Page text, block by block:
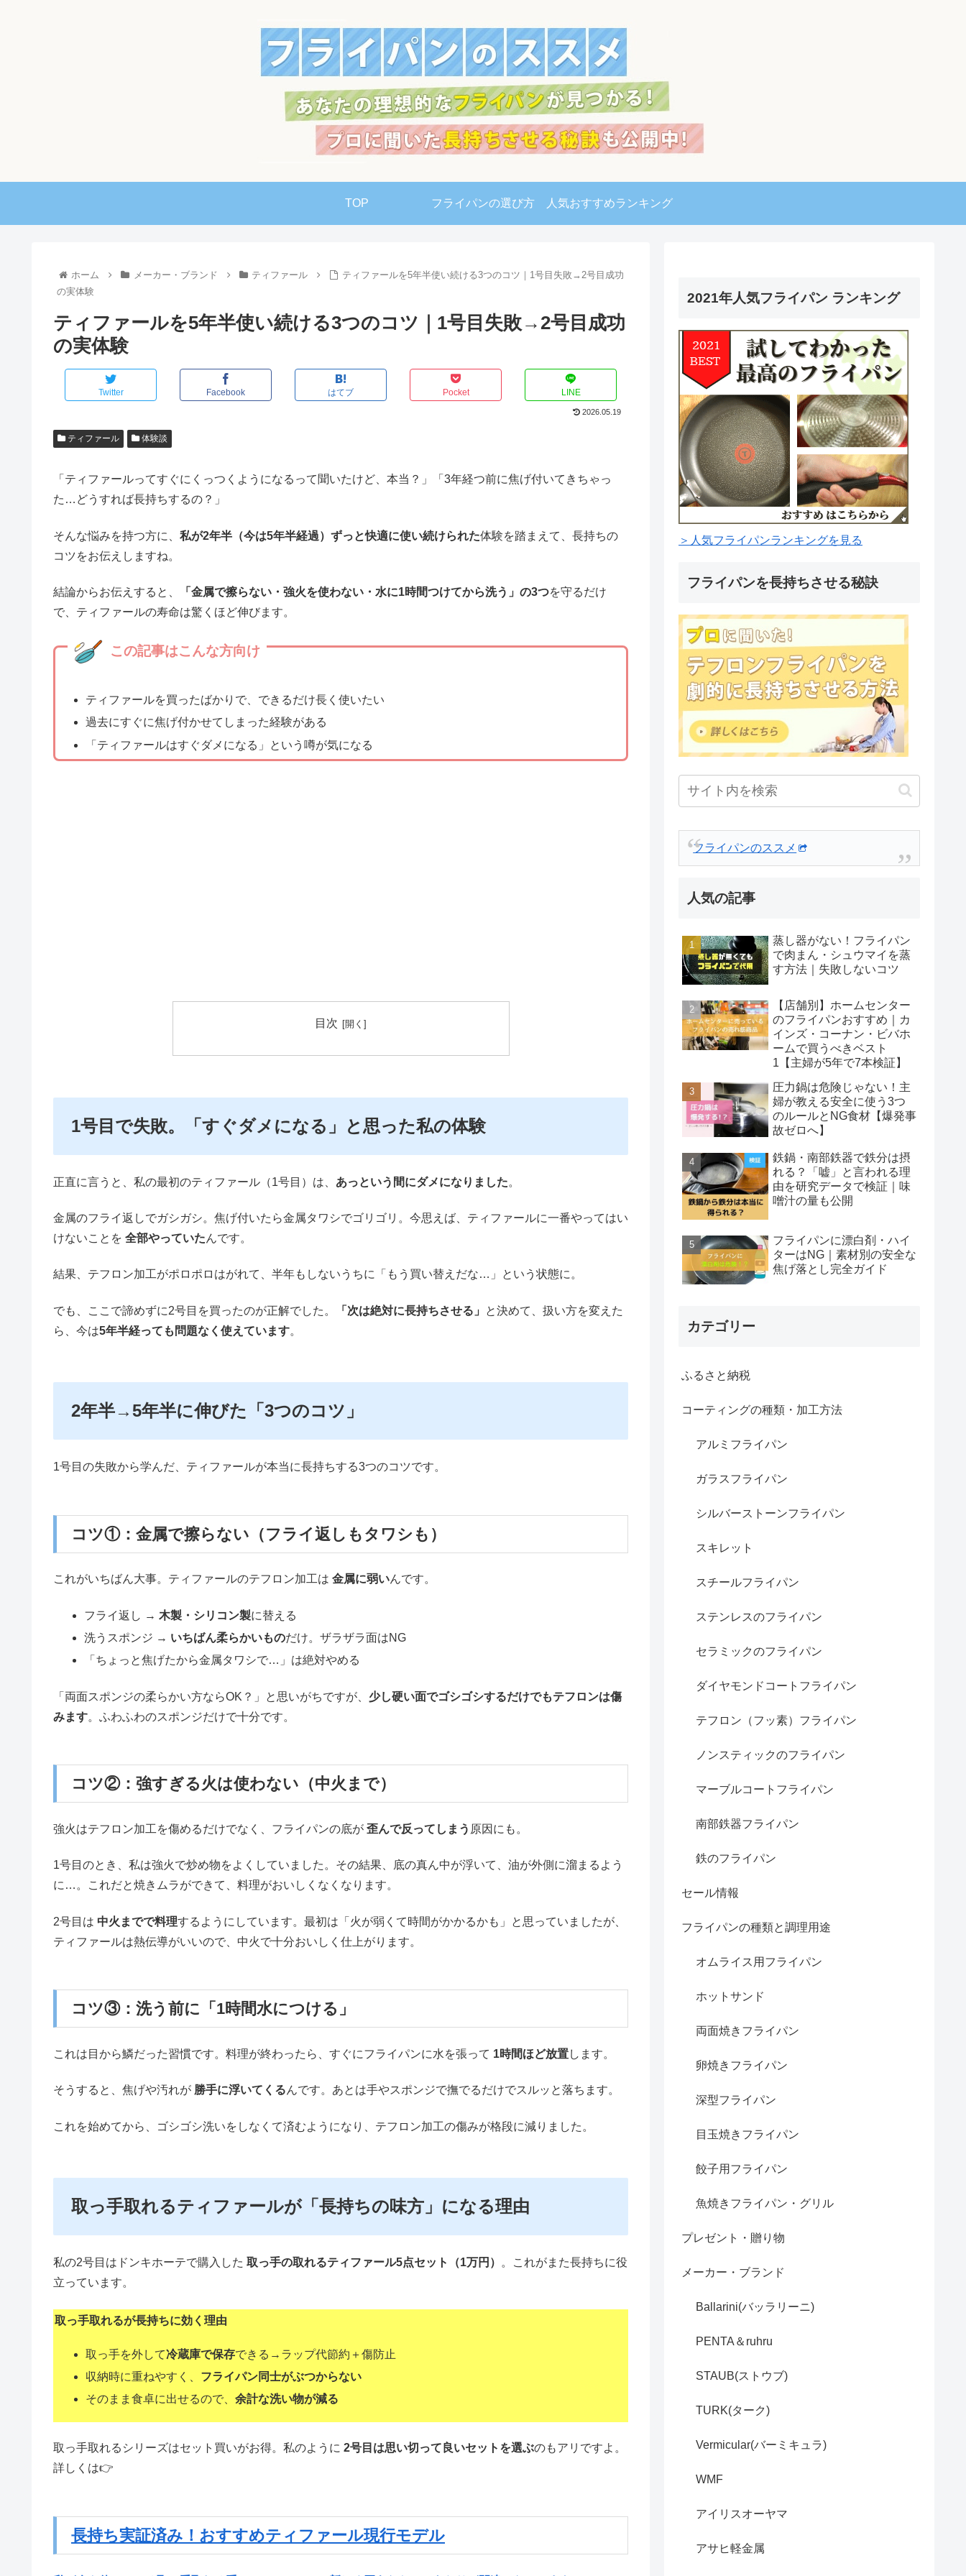
TOP フライパンの選び方 人気おすすめランキング
ホーム メーカー・ブランド ティファール
ティファールを5年半使い続ける3つのコツ｜1号目失敗→2号目成功
の実体験
ティファールを5年半使い続ける3つのコツ｜1号目失敗→2号目成功
の実体験
Twitter Facebook はてブ Pocket LINE
2026.05.19
ティファール 体験談
「ティファールってすぐにくっつくようになるって聞いたけど、本当？」「3年経つ前に焦げ付いてきちゃっ
た…どうすれば長持ちするの？」
そんな悩みを持つ方に、 私が2年半（今は5年半経過）ずっと快適に使い続けられた体験を踏まえて、長持ちの
コツをお伝えしますね。
結論からお伝えすると、 「金属で擦らない・強火を使わない・水に1時間つけてから洗う」の3つを守るだけ
で、ティファールの寿命は驚くほど伸びます。
この記事はこんな方向け
ティファールを買ったばかりで、できるだけ長く使いたい
過去にすぐに焦げ付かせてしまった経験がある
「ティファールはすぐダメになる」という噂が気になる
目次
1号目で失敗。「すぐダメになる」と思った私の体験
正直に言うと、私の最初のティファール（1号目）は、 あっという間にダメになりました。
金属のフライ返しでガシガシ。焦げ付いたら金属タワシでゴリゴリ。今思えば、ティファールに一番やってはい
けないことを 全部やっていたんです。
結果、テフロン加工がポロポロはがれて、半年もしないうちに「もう買い替えだな…」という状態に。
でも、ここで諦めずに2号目を買ったのが正解でした。 「次は絶対に長持ちさせる」
と決めて、扱い方を変えた
ら、今は5年半経っても問題なく使えています。
2年半→5年半に伸びた「3つのコツ」
1号目の失敗から学んだ、ティファールが本当に長持ちする3つのコツです。
コツ①：金属で擦らない（フライ返しもタワシも）
これがいちばん大事。ティファールのテフロン加工は 金属に弱いんです。
フライ返し →木製・シリコン製に替える
洗うスポンジ → いちばん柔らかいものだけ。ザラザラ面はNG
「ちょっと焦げたから金属タワシで…」は絶対やめる
「両面スポンジの柔らかい方ならOK？」と思いがちですが、 少し硬い面でゴシゴシするだけでもテフロンは傷
みます。ふわふわのスポンジだけで十分です。
コツ②：強すぎる火は使わない（中火まで）
強火はテフロン加工を傷めるだけでなく、フライパンの底が 歪んで反ってしまう 原因にも。
1号目のとき、私は強火で炒め物をよくしていました。その結果、底の真ん中が浮いて、油が外側に溜まるよう
に…。これだと焼きムラができて、料理がおいしくなくなります。
2号目は 中火までで料理するようにしています。最初は「火が弱くて時間がかかるかも」と思っていましたが、
ティファールは熱伝導がいいので、中火で十分おいしく仕上がります。
コツ③：洗う前に「1時間水につける」
これは目から鱗だった習慣です。料理が終わったら、すぐにフライパンに水を張って 1時間ほど放置します。
そうすると、焦げや汚れが 勝手に浮いてくるんです。あとは手やスポンジで撫でるだけでスルッと落ちます。
これを始めてから、ゴシゴシ洗いをしなくて済むようになり、テフロン加工の傷みが格段に減りました。
取っ手取れるティファールが「長持ちの味方」になる理由
私の2号目はドンキホーテで購入した 取っ手の取れるティファール5点セット（1万円）
。これがまた長持ちに役
立っています。
取っ手取れるが長持ちに効く理由
取っ手を外して冷蔵庫で保存できる→ラップ代節約＋傷防止
収納時に重ねやすく、 フライパン同士がぶつからない
そのまま食卓に出せるので、余計な洗い物が減る
取っ手取れるシリーズはセット買いがお得。私のように 2号目は思い切って良いセットを選ぶのもアリですよ。
詳しくは👉
長持ち実証済み！おすすめティファール現行モデル
2021年人気フライパン ランキング
＞人気フライパンランキングを見る
フライパンを長持ちさせる秘訣
フライパンのススメ
人気の記事
蒸し器がない！フライパン
で肉まん・シュウマイを蒸
す方法｜失敗しないコツ
【店舗別】ホームセンター
のフライパンおすすめ｜カ
インズ・コーナン・ビバホ
ームで買うべきベスト
1【主婦が5年で7本検証】
圧力鍋は危険じゃない！主
婦が教える安全に使う3つ
のルールとNG食材【爆発事
故ゼロへ】
鉄鍋・南部鉄器で鉄分は摂
れる？「嘘」と言われる理
由を研究データで検証｜味
噌汁の量も公開
フライパンに漂白剤・ハイ
ターはNG｜素材別の安全な
焦げ落とし完全ガイド
カテゴリー
ふるさと納税
コーティングの種類・加工方法
アルミフライパン
ガラスフライパン
シルバーストーンフライパン
スキレット
スチールフライパン
ステンレスのフライパン
セラミックのフライパン
ダイヤモンドコートフライパン
テフロン（フッ素）フライパン
ノンスティックのフライパン
マーブルコートフライパン
南部鉄器フライパン
鉄のフライパン
セール情報
フライパンの種類と調理用途
オムライス用フライパン
ホットサンド
両面焼きフライパン
卵焼きフライパン
深型フライパン
目玉焼きフライパン
餃子用フライパン
魚焼きフライパン・グリル
プレゼント・贈り物
メーカー・ブランド
Ballarini(バッラリーニ)
PENTA＆ruhru
STAUB(ストウブ)
TURK(ターク)
Vermicular(バーミキュラ)
WMF
アイリスオーヤマ
アサヒ軽金属